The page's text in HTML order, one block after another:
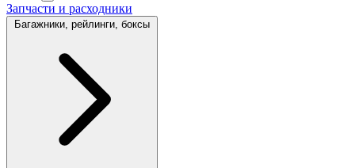
Запчасти и расходники
Багажники, рейлинги, боксы